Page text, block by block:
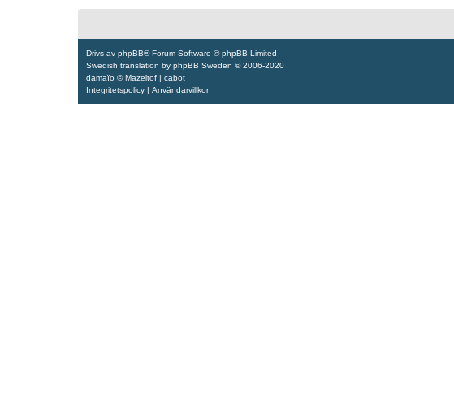
Drivs av phpBB® Forum Software © phpBB Limited
Swedish translation by phpBB Sweden © 2006-2020
damaïo ©Mazeltof | cabot
Integritetspolicy | Användarvillkor